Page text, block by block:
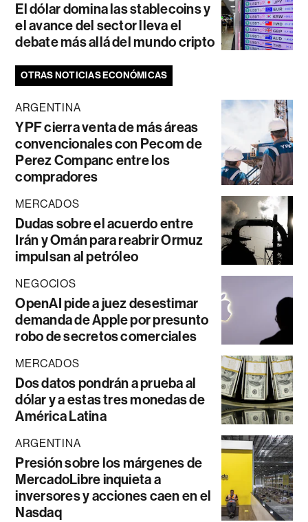
El dólar domina las stablecoins y
el avance del sector lleva el
debate más allá del mundo cripto
OTRAS NOTICIAS ECONÓMICAS
ARGENTINA
YPF cierra venta de más áreas
convencionales con Pecom de
Perez Companc entre los
compradores
MERCADOS
Dudas sobre el acuerdo entre
Irán y Omán para reabrir Ormuz
impulsan al petróleo
NEGOCIOS
OpenAI pide a juez desestimar
demanda de Apple por presunto
robo de secretos comerciales
MERCADOS
Dos datos pondrán a prueba al
dólar y a estas tres monedas de
América Latina
ARGENTINA
Presión sobre los márgenes de
MercadoLibre inquieta a
inversores y acciones caen en el
Nasdaq